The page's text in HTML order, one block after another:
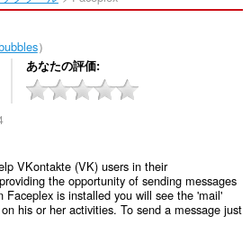
）
あなたの評価
VKontakte (VK) users in their
the opportunity of sending messages
Faceplex is installed you will see the 'mail'
his or her activities. To send a message just